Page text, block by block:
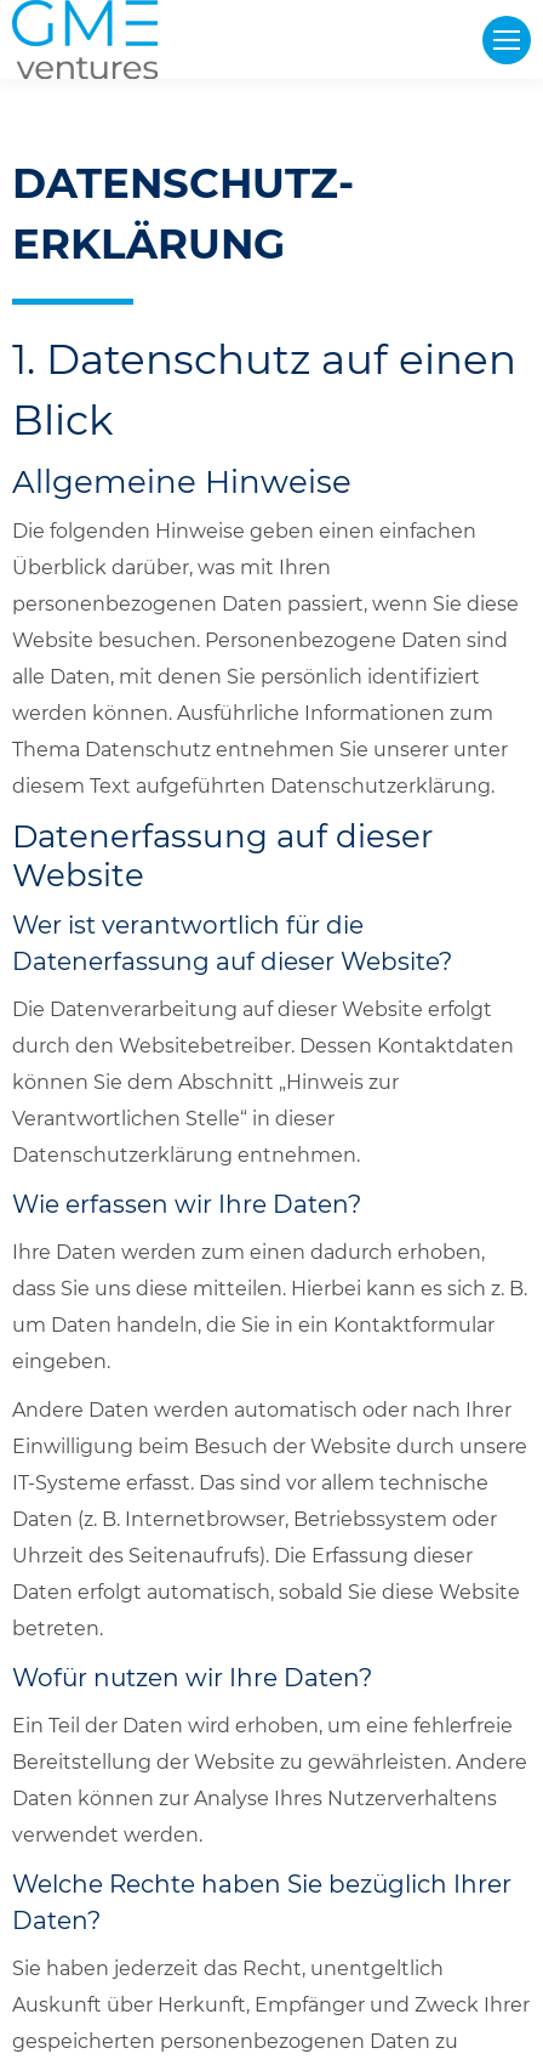
DATENSCHUTZ­
ERKLÄRUNG
1. Datenschutz auf einen
Blick
Allgemeine Hinweise
Die folgenden Hinweise geben einen einfachen
Überblick darüber, was mit Ihren
personenbezogenen Daten passiert, wenn Sie diese
Website besuchen. Personenbezogene Daten sind
alle Daten, mit denen Sie persönlich identifiziert
werden können. Ausführliche Informationen zum
Thema Datenschutz entnehmen Sie unserer unter
diesem Text aufgeführten Datenschutzerklärung.
Datenerfassung auf dieser
Website
Wer ist verantwortlich für die
Datenerfassung auf dieser Website?
Die Datenverarbeitung auf dieser Website erfolgt
durch den Websitebetreiber. Dessen Kontaktdaten
können Sie dem Abschnitt „Hinweis zur
Verantwortlichen Stelle“ in dieser
Datenschutzerklärung entnehmen.
Wie erfassen wir Ihre Daten?
Ihre Daten werden zum einen dadurch erhoben,
dass Sie uns diese mitteilen. Hierbei kann es sich z. B.
um Daten handeln, die Sie in ein Kontaktformular
eingeben.
Andere Daten werden automatisch oder nach Ihrer
Einwilligung beim Besuch der Website durch unsere
IT-Systeme erfasst. Das sind vor allem technische
Daten (z. B. Internetbrowser, Betriebssystem oder
Uhrzeit des Seitenaufrufs). Die Erfassung dieser
Daten erfolgt automatisch, sobald Sie diese Website
betreten.
Wofür nutzen wir Ihre Daten?
Ein Teil der Daten wird erhoben, um eine fehlerfreie
Bereitstellung der Website zu gewährleisten. Andere
Daten können zur Analyse Ihres Nutzerverhaltens
verwendet werden.
Welche Rechte haben Sie bezüglich Ihrer
Daten?
Sie haben jederzeit das Recht, unentgeltlich
Auskunft über Herkunft, Empfänger und Zweck Ihrer
gespeicherten personenbezogenen Daten zu